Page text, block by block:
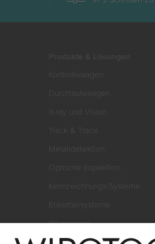
Kontrollwaagen
Durchlaufwaagen
X-ray und Vision
Track & Trace
Metalldetektion
Optische Inspektion
Kennzeichnungs-Systeme
Etikettiersysteme
Wägezellen